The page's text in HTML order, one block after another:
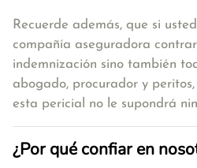
Recuerde además, que si
compañía aseguradora
indemnización sino también
abogado, procurador y
esta pericial no le supondrá
¿Por qué confiar en